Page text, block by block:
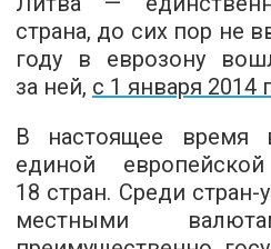
страна, до сих пор не
году в еврозону
за ней, с 1 января 2014
В настоящее время
единой
18 стран. Среди
местными